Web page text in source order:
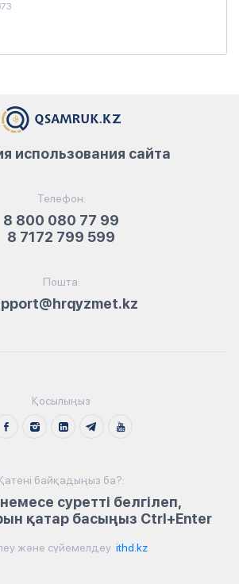
Телефон:
8 800 080 77 99
8 7172 799 599
Пошта:
использования сайта
Қосылыңыз
байқадыңыз ба?:
суретті белгілеп,
қатар басыңыз Ctrl+Enter
және сүйемелдеу ithd.kz